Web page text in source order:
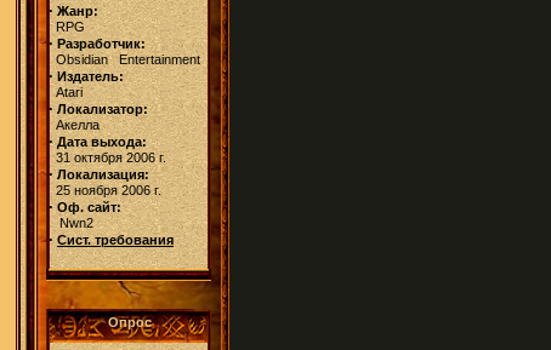
· Жанр:
RPG
· Разработчик:
Obsidian Entertainment
· Издатель:
Atari
· Локализатор:
Акелла
· Дата выхода:
31 октября 2006 г.
· Локализация:
25 ноября 2006 г.
· Оф. сайт:
Nwn2
· Сист. требования
Опрос